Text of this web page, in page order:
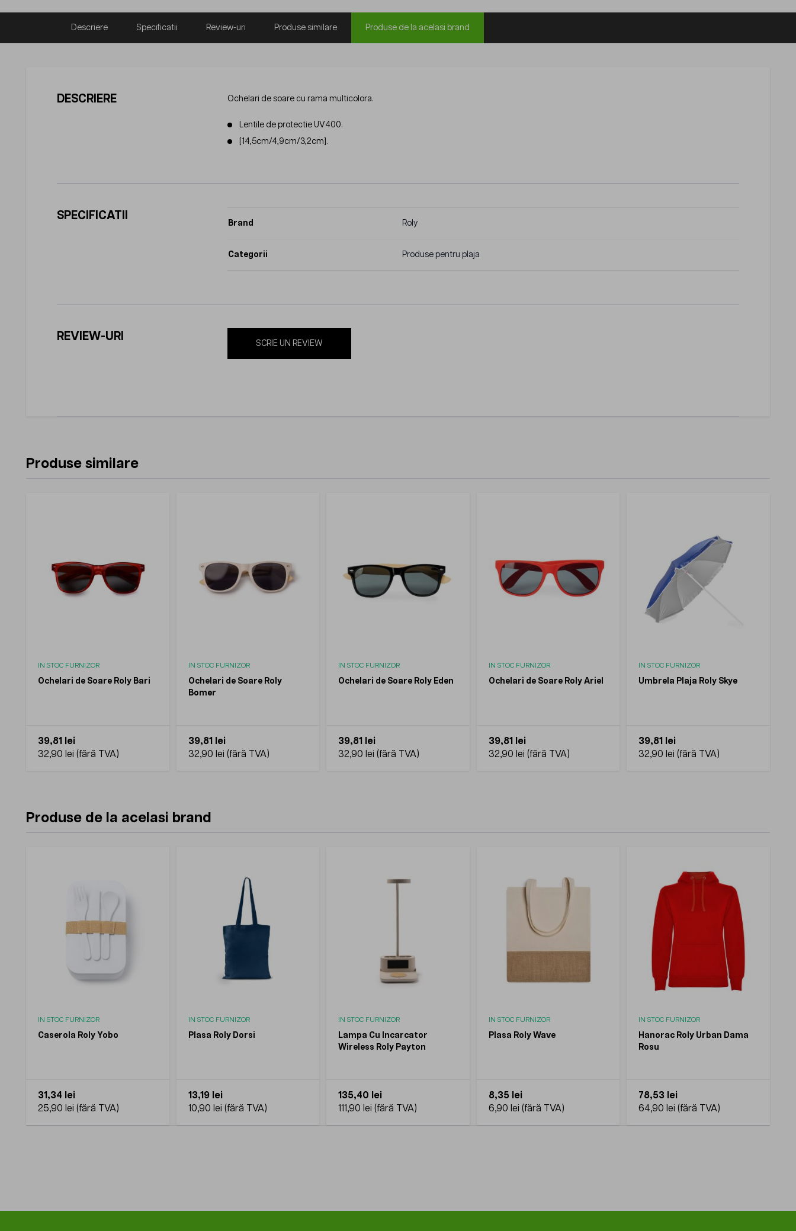
Descriere Specificatii Review-uri Produse similare Produse de la acelasi brand
DESCRIERE Ochelari de soare cu rama multicolora.
Lentile de protectie UV400.
[14,5cm/4,9cm/3,2cm].
SPECIFICATII
Brand Roly
Categorii Produse pentru plaja
REVIEW-URI
SCRIE UN REVIEW
Produse similare
IN STOC FURNIZOR
Ochelari de Soare Roly Bari
39,81 lei
32,90 lei
IN STOC FURNIZOR
Ochelari de Soare Roly
Bomer
39,81 lei
32,90 lei
IN STOC FURNIZOR
Ochelari de Soare Roly Eden
39,81 lei
32,90 lei
IN STOC FURNIZOR
Ochelari de Soare Roly Ariel
39,81 lei
32,90 lei
IN STOC FURNIZOR
Umbrela Plaja Roly Skye
39,81 lei
32,90 lei
Produse de la acelasi brand
IN STOC FURNIZOR
Caserola Roly Yobo
31,34 lei
25,90 lei
IN STOC FURNIZOR
Plasa Roly Dorsi
13,19 lei
10,90 lei
IN STOC FURNIZOR
Lampa Cu Incarcator
Wireless Roly Payton
135,40 lei
111,90 lei
IN STOC FURNIZOR
Plasa Roly Wave
8,35 lei
6,90 lei
IN STOC FURNIZOR
Hanorac Roly Urban Dama
Rosu
78,53 lei
64,90 lei